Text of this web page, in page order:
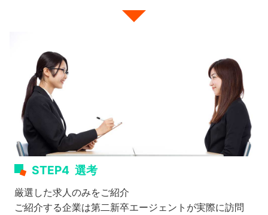
STEP4 選考
厳選した求人のみをご紹介
ご紹介する企業は第二新卒エージェントが実際に訪問